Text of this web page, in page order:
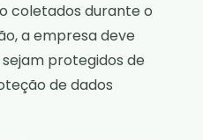
coletados durante o
a empresa deve
protegidos de
de dados